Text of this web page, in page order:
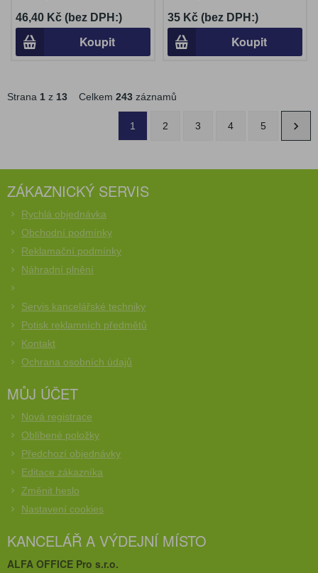
46,40 Kč (bez DPH:)
Koupit
35 Kč (bez DPH:)
Koupit
Strana 1 z 13 Celkem 243 záznamů
1 2 3 4 5
ZÁKAZNICKÝ SERVIS
Rychlá objednávka
Obchodní podmínky
Reklamační podmínky
Náhradní plnění
Servis kancelářské techniky
Potisk reklamních předmětů
Kontakt
Ochrana osobních údajů
MŮJ ÚČET
Nová registrace
Oblíbené položky
Předchozí objednávky
Editace zákazníka
Změnit heslo
Nastavení cookies
KANCELÁŘ A VÝDEJNÍ MÍSTO
ALFA OFFICE Pro s.r.o.